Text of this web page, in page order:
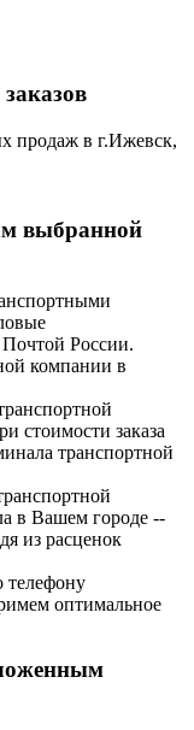
продаж в г.Ижевск,
выбранной
России.
компании в
стоимости заказа
транспортной
в Вашем городе --
из расценок
телефону
оптимальное